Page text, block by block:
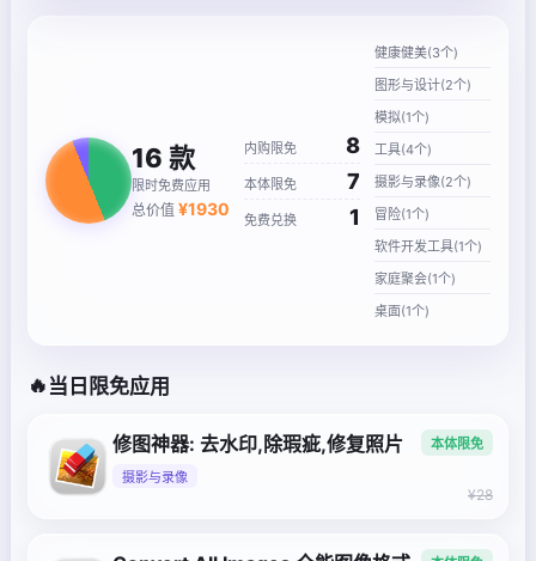
16 款
限时免费应用
总价值 ¥1930
内购限免 8
本体限免 7
免费兑换 1
健康健美(3个)
图形与设计(2个)
模拟(1个)
工具(4个)
摄影与录像(2个)
冒险(1个)
软件开发工具(1个)
家庭聚会(1个)
桌面(1个)
🔥 当日限免应用
修图神器: 去水印,除瑕疵,修复照片
摄影与录像
本体限免
¥28